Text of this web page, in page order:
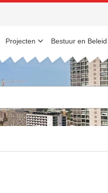
Projecten Bestuur en Beleid